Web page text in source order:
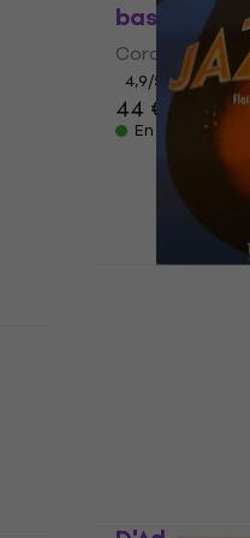
basses
Cordes de
4,9/5
44 € 48 €
En stock